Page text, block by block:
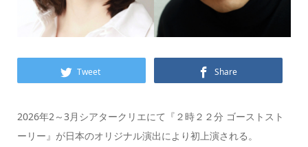
Tweet Share
2026年2～3月シアタークリエにて『２時２２分 ゴーストスト
ーリー』が日本のオリジナル演出により初上演される。